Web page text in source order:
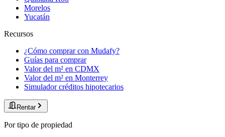
Morelos
Yucatán
Recursos
¿Cómo comprar con Mudafy?
Guías para comprar
Valor del m² en CDMX
Valor del m² en Monterrey
Simulador créditos hipotecarios
Rentar
Por tipo de propiedad